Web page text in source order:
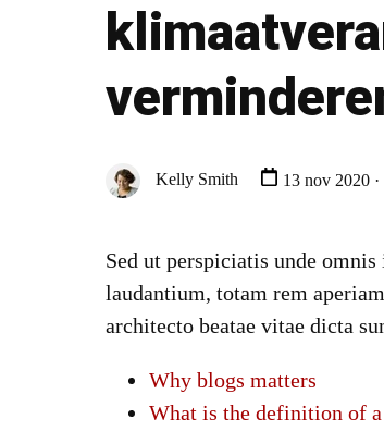
Kelly Smith 13 nov 2020 ·
Sed ut perspiciatis unde
laudantium, totam rem
architecto beatae vitae dicta
Why blogs matters
What is the definition of